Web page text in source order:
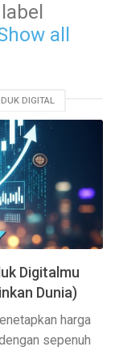
all
DIGITAL
Digitalmu
Dunia)
harga
sepenuh